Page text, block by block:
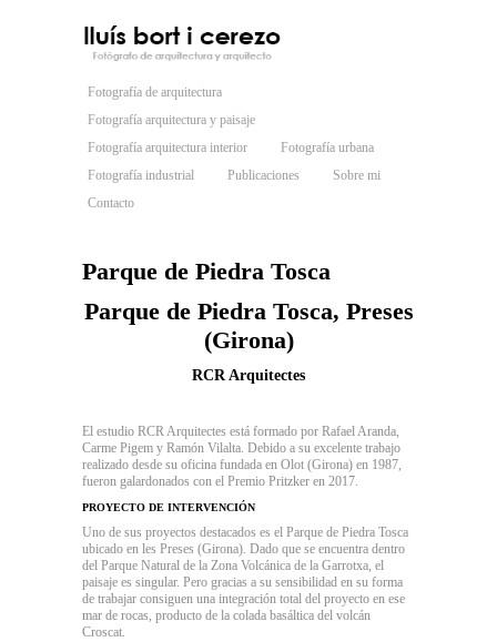
Fotografía de arquitectura
Fotografía arquitectura y paisaje
Fotografía arquitectura interior
Fotografía urbana
Fotografía industrial
Publicaciones
Sobre mi
Contacto
Parque de Piedra Tosca
Parque de Piedra Tosca, Preses
(Girona)
RCR Arquitectes
El estudio RCR Arquitectes está formado por Rafael Aranda,
Carme Pigem y Ramón Vilalta. Debido a su excelente trabajo
realizado desde su oficina fundada en Olot (Girona) en 1987,
fueron galardonados con el Premio Pritzker en 2017.
PROYECTO DE INTERVENCIÓN
Uno de sus proyectos destacados es el Parque de Piedra Tosca
ubicado en les Preses (Girona). Dado que se encuentra dentro
del Parque Natural de la Zona Volcánica de la Garrotxa, el
paisaje es singular. Pero gracias a su sensibilidad en su forma
de trabajar consiguen una integración total del proyecto en ese
mar de rocas, producto de la colada basáltica del volcán
Croscat.